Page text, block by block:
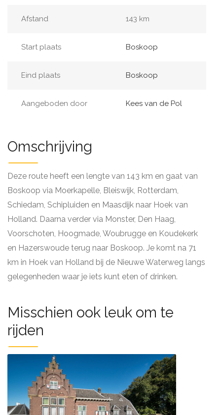
Afstand 143 km
Start plaats Boskoop
Eind plaats Boskoop
Aangeboden door Kees van de Pol
Omschrijving
Deze route heeft een lengte van 143 km en gaat van
Boskoop via Moerkapelle, Bleiswijk, Rotterdam,
Schiedam, Schipluiden en Maasdijk naar Hoek van
Holland. Daarna verder via Monster, Den Haag,
Voorschoten, Hoogmade, Woubrugge en Koudekerk
en Hazerswoude terug naar Boskoop. Je komt na 71
km in Hoek van Holland bij de Nieuwe Waterweg langs
gelegenheden waar je iets kunt eten of drinken.
Misschien ook leuk om te
rijden